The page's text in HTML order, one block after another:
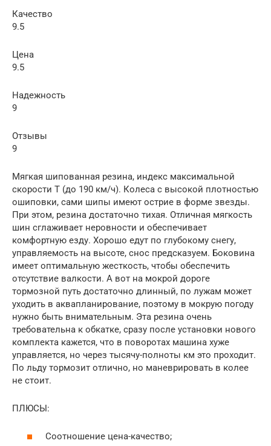
Качество
9.5
Цена
9.5
Надежность
9
Отзывы
9
Мягкая шипованная резина, индекс максимальной
скорости Т (до 190 км/ч). Колеса с высокой плотностью
ошиповки, сами шипы имеют острие в форме звезды.
При этом, резина достаточно тихая. Отличная мягкость
шин сглаживает неровности и обеспечивает
комфортную езду. Хорошо едут по глубокому снегу,
управляемость на высоте, снос предсказуем. Боковина
имеет оптимальную жесткость, чтобы обеспечить
отсутствие валкости. А вот на мокрой дороге
тормозной путь достаточно длинный, по лужам может
уходить в аквапланирование, поэтому в мокрую погоду
нужно быть внимательным. Эта резина очень
требовательна к обкатке, сразу после установки нового
комплекта кажется, что в поворотах машина хуже
управляется, но через тысячу-полноты км это проходит.
По льду тормозит отлично, но маневрировать в колее
не стоит.
ПЛЮСЫ:
Соотношение цена-качество;